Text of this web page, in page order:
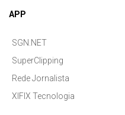
APP
SGN.NET
SuperClipping
Rede Jornalista
XIFIX Tecnologia